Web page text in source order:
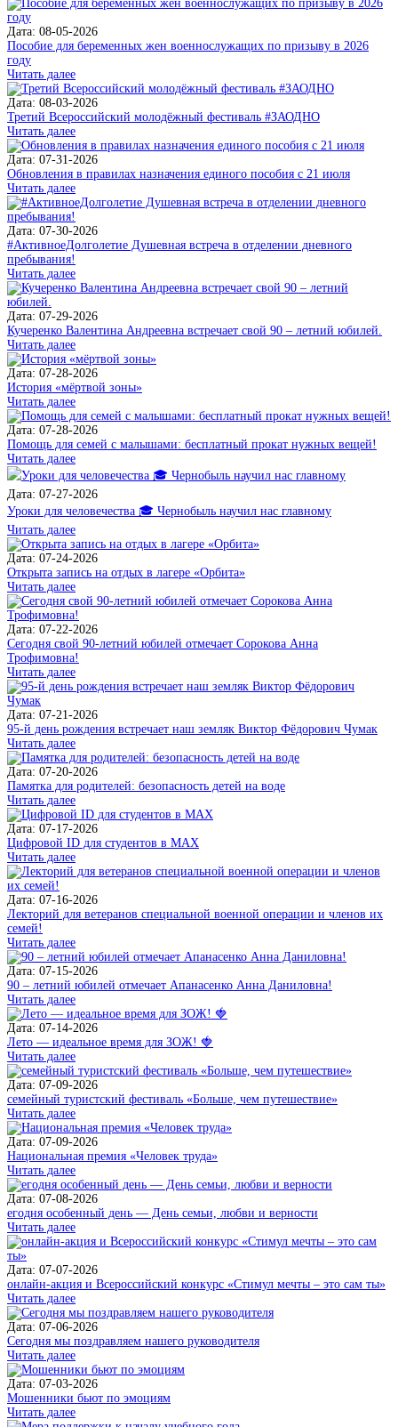
Дата: 08-05-2026
Пособие для беременных жен военнослужащих по призыву в 2026
году
Читать далее
Дата: 08-03-2026
Третий Всероссийский молодёжный фестиваль #ЗАОДНО
Читать далее
Дата: 07-31-2026
Обновления в правилах назначения единого пособия с 21 июля
Читать далее
Дата: 07-30-2026
#АктивноеДолголетие Душевная встреча в отделении дневного
пребывания!
Читать далее
Дата: 07-29-2026
Кучеренко Валентина Андреевна встречает свой 90 – летний юбилей.
Читать далее
Дата: 07-28-2026
История «мёртвой зоны»
Читать далее
Дата: 07-28-2026
Помощь для семей с малышами: бесплатный прокат нужных вещей!
Читать далее
Дата: 07-27-2026
Уроки для человечества 🎓 Чернобыль научил нас главному
Читать далее
Дата: 07-24-2026
Открыта запись на отдых в лагере «Орбита»
Читать далее
Дата: 07-22-2026
Сегодня свой 90-летний юбилей отмечает Сорокова Анна
Трофимовна!
Читать далее
Дата: 07-21-2026
95-й день рождения встречает наш земляк Виктор Фёдорович Чумак
Читать далее
Дата: 07-20-2026
Памятка для родителей: безопасность детей на воде
Читать далее
Дата: 07-17-2026
Цифровой ID для студентов в MAX
Читать далее
Дата: 07-16-2026
Лекторий для ветеранов специальной военной операции и членов их
семей!
Читать далее
Дата: 07-15-2026
90 – летний юбилей отмечает Апанасенко Анна Даниловна!
Читать далее
Дата: 07-14-2026
Лето — идеальное время для ЗОЖ! 🍓
Читать далее
Дата: 07-09-2026
семейный туристский фестиваль «Больше, чем путешествие»
Читать далее
Дата: 07-09-2026
Национальная премия «Человек труда»
Читать далее
Дата: 07-08-2026
егодня особенный день — День семьи, любви и верности
Читать далее
Дата: 07-07-2026
онлайн-акция и Всероссийский конкурс «Стимул мечты – это сам ты»
Читать далее
Дата: 07-06-2026
Сегодня мы поздравляем нашего руководителя
Читать далее
Дата: 07-03-2026
Мошенники бьют по эмоциям
Читать далее